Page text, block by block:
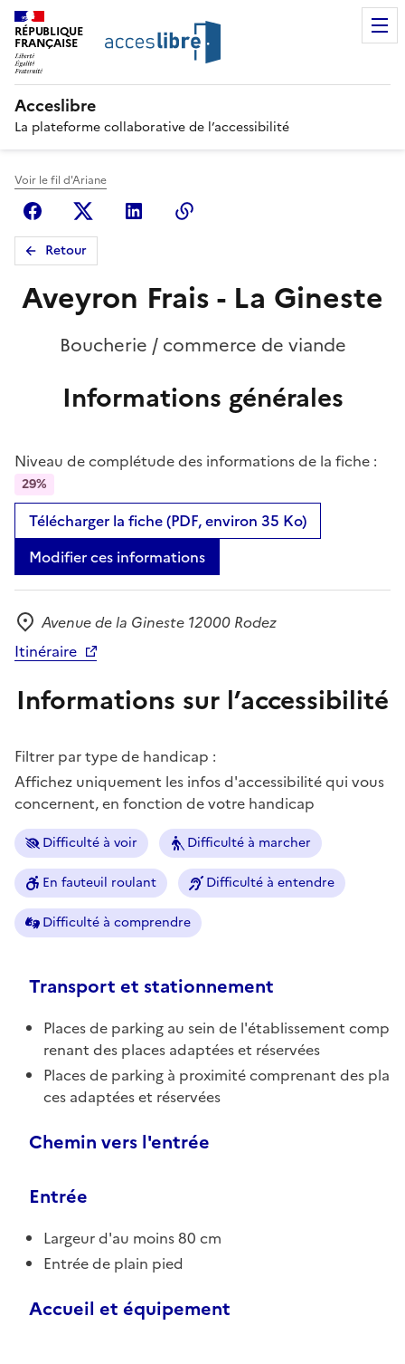
RÉPUBLIQUE
FRANÇAISE
Acceslibre
La plateforme collaborative de l’accessibilité
Voir le fil d'Ariane
FacebookX (anciennement Twitter)
Linkedin
Retour
Aveyron Frais - La Gineste
Boucherie / commerce de viande
Informations générales
Niveau de complétude des informations de la fiche :
29%
Télécharger la fiche (PDF, environ 35 Ko)
Modifier ces informations
Adresse
Avenue de la Gineste 12000 Rodez
Itinéraire
Informations sur l’accessibilité
Filtrer par type de handicap :
Affichez uniquement les infos d'accessibilité qui vous
concernent, en fonction de votre handicap
Difficulté à voir Difficulté à marcher
En fauteuil roulant Difficulté à entendre
Difficulté à comprendre
Transport et stationnement
Places de parking au sein de l'établissement comp
renant des places adaptées et réservées
Places de parking à proximité comprenant des pla
ces adaptées et réservées
Chemin vers l'entrée
Entrée
Largeur d'au moins 80 cm
Entrée de plain pied
Accueil et équipement